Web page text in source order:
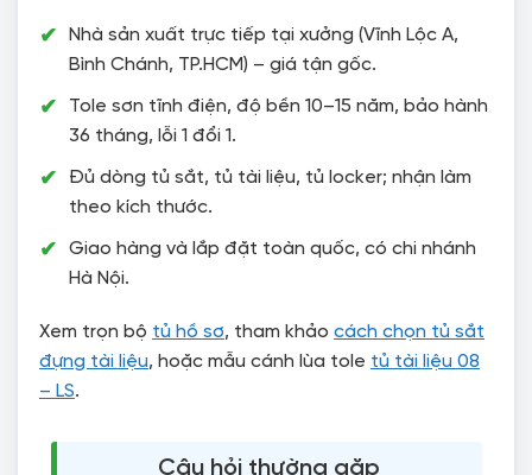
Nhà sản xuất trực tiếp tại xưởng (Vĩnh Lộc A,
Bình Chánh, TP.HCM) – giá tận gốc.
Tole sơn tĩnh điện, độ bền 10–15 năm, bảo hành
36 tháng, lỗi 1 đổi 1.
Đủ dòng tủ sắt, tủ tài liệu, tủ locker; nhận làm
theo kích thước.
Giao hàng và lắp đặt toàn quốc, có chi nhánh
Hà Nội.
Xem trọn bộ tủ hồ sơ, tham khảo cách chọn tủ sắt
đựng tài liệu, hoặc mẫu cánh lùa tole tủ tài liệu 08
– LS.
Câu hỏi thường gặp